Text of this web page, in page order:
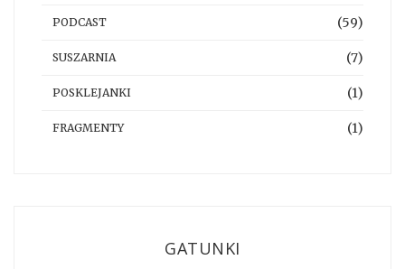
PODCAST (59)
SUSZARNIA (7)
POSKLEJANKI (1)
FRAGMENTY (1)
GATUNKI